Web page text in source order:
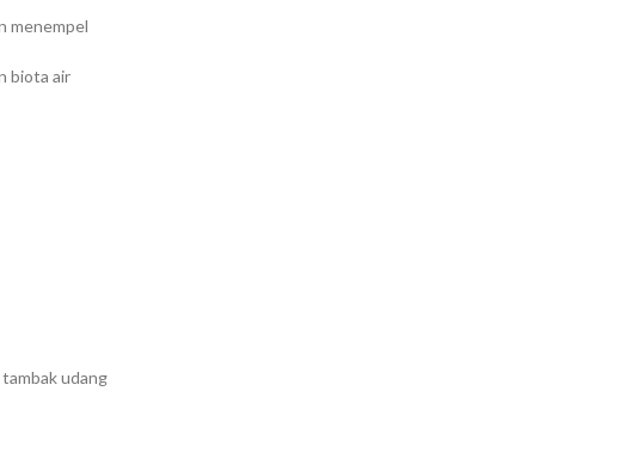
menempel
biota air
tambak udang